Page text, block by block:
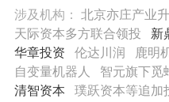
涉及机构： 北京亦庄产业
天际资本多方联合领投
新
华章投资 伦达川润 鹿明
自变量机器人
智元旗下觅
清智资本 璞跃资本等追加